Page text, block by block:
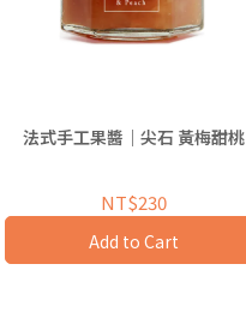
法式手工果醬｜尖石 黃梅甜桃
NT$230
Add to Cart